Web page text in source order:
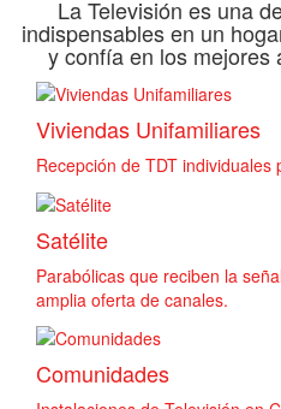
La Televisión es una
indispensables en un
y confía en los mejores
Viviendas Unifamiliares
Recepción de TDT
Satélite
Parabólicas que reciben la
amplia oferta de canales.
Comunidades